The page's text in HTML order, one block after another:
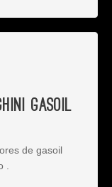
Gasoil
de gasoil
.